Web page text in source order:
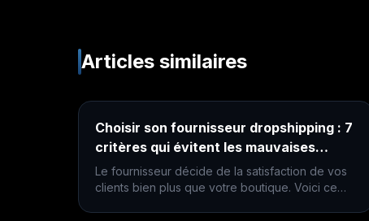
Articles similaires
Choisir son fournisseur dropshipping : 7
critères qui évitent les mauvaises
surprises
Le fournisseur décide de la satisfaction de vos
clients bien plus que votre boutique. Voici ce